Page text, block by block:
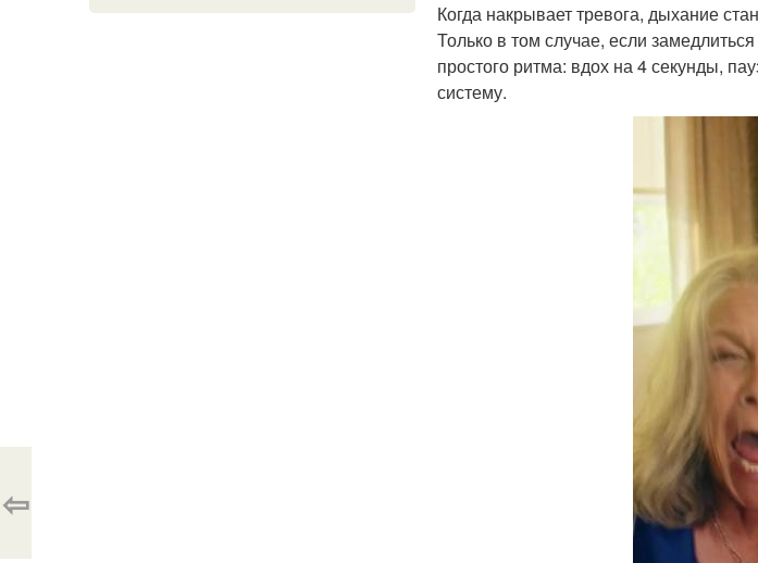
Когда накрывает тревога, дыхание
Только в том случае, если
простого ритма: вдох на 4 секунды,
систему.
⇦